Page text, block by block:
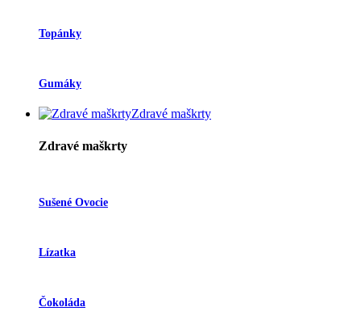
Topánky
Gumáky
Zdravé maškrty
Zdravé maškrty
Sušené Ovocie
Lízatka
Čokoláda